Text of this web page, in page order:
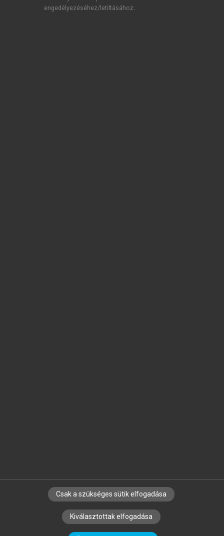
SZERZŐKNEK CÉGEKNEK KÖNYVTÁROSOKNAK
SZERKESZTÉSI ÉS LEKTORÁLÁSI ALAPELVEK
engedélyezéséhez/letiltásához.
Csak a szükséges sütik elfogadása
Kiválasztottak elfogadása